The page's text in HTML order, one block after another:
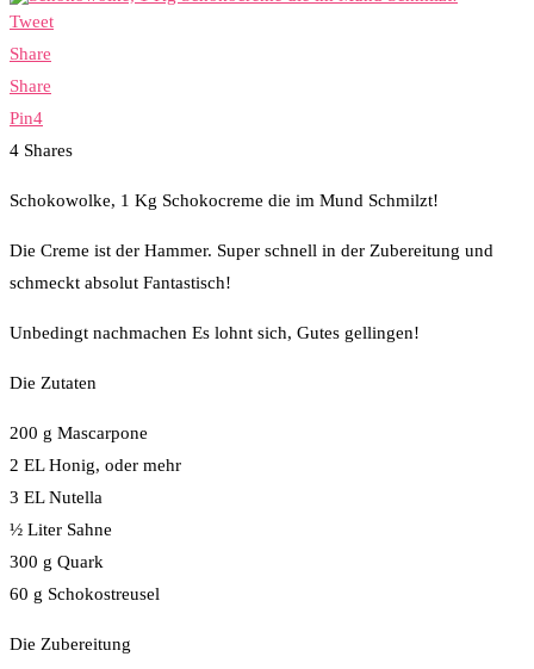
Tweet
Share
Share
Pin4
4 Shares
Schokowolke, 1 Kg Schokocreme die im Mund Schmilzt!
Die Creme ist der Hammer. Super schnell in der Zubereitung und
schmeckt absolut Fantastisch!
Unbedingt nachmachen Es lohnt sich, Gutes gellingen!
Die Zutaten
200 g Mascarpone
2 EL Honig, oder mehr
3 EL Nutella
½ Liter Sahne
300 g Quark
60 g Schokostreusel
Die Zubereitung